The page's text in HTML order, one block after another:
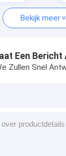
hoge snelheids
de druknevel
Bekijk meer
Een
Zullen Snel